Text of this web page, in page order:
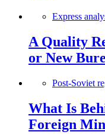
Express
A Quality
or New
Post-Soviet
What Is
Foreign